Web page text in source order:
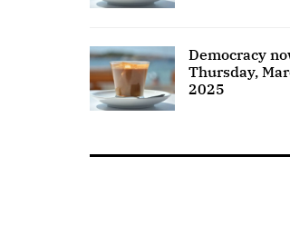
Democracy
Thursday,
2025